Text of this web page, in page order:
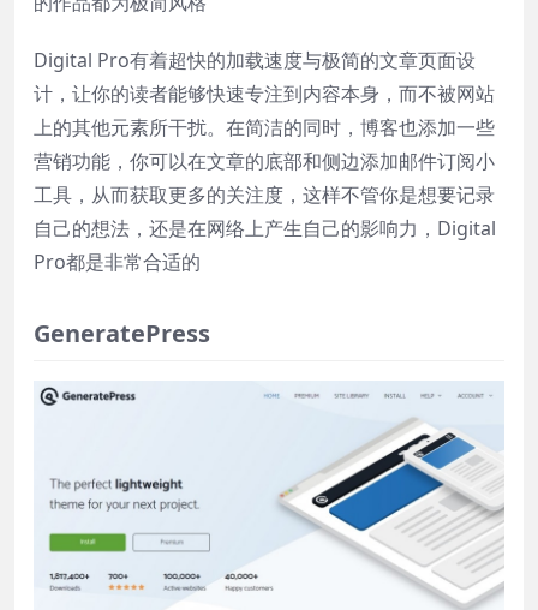
Digital Pro有着超快的加载速度与极简的文章页面设
计，让你的读者能够快速专注到内容本身，而不被网站
上的其他元素所干扰。在简洁的同时，博客也添加一些
营销功能，你可以在文章的底部和侧边添加邮件订阅小
工具，从而获取更多的关注度，这样不管你是想要记录
自己的想法，还是在网络上产生自己的影响力，Digital
Pro都是非常合适的
GeneratePress